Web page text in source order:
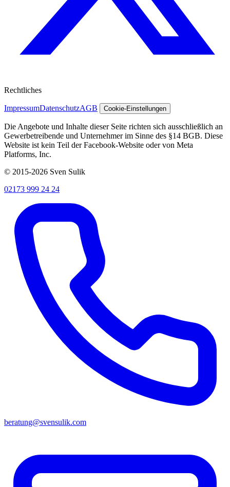
Rechtliches
ImpressumDatenschutzAGB Cookie-Einstellungen
Die Angebote und Inhalte dieser Seite richten sich ausschließlich an
Gewerbetreibende und Unternehmer im Sinne des §14 BGB. Diese
Website ist kein Teil der Facebook-Website oder von Meta
Platforms, Inc.
© 2015-2026 Sven Sulik
02173 999 24 24
beratung@svensulik.com